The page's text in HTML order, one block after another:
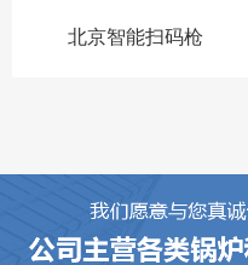
北京智能扫码枪